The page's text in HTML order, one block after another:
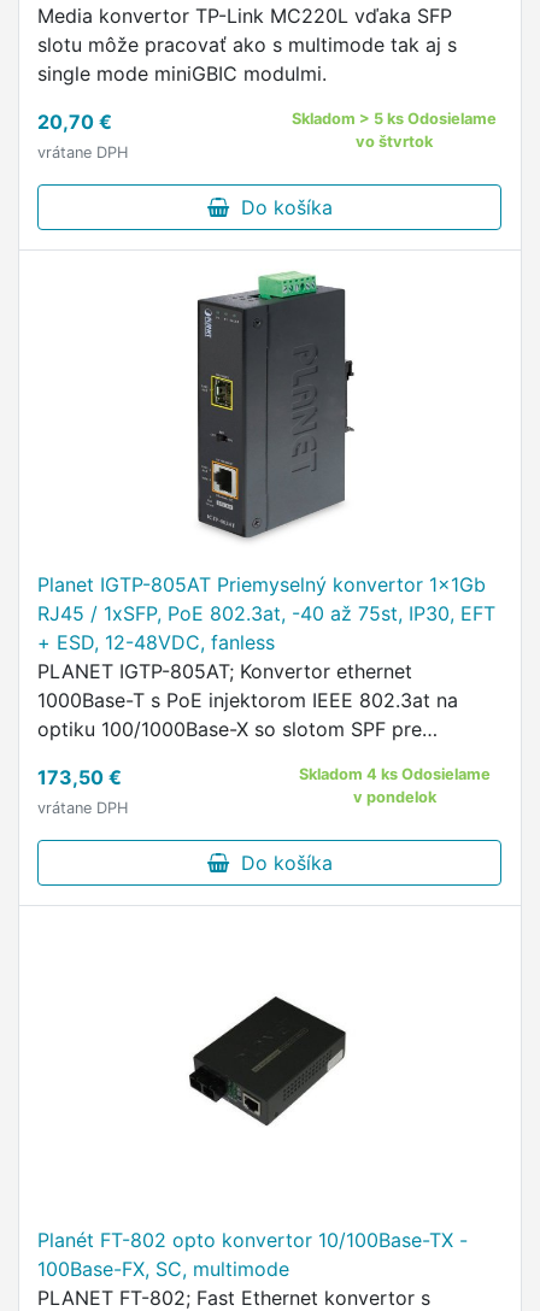
Media konvertor TP-Link MC220L vďaka SFP
slotu môže pracovať ako s multimode tak aj s
single mode miniGBIC modulmi.
20,70 €
vrátane DPH
Skladom > 5 ks Odosielame
vo štvrtok
Do košíka
Planet IGTP-805AT Priemyselný konvertor 1x1Gb
RJ45 / 1xSFP, PoE 802.3at, -40 až 75st, IP30, EFT
+ ESD, 12-48VDC, fanless
PLANET IGTP-805AT; Konvertor ethernet
1000Base-T s PoE injektorom IEEE 802.3at na
optiku 100/1000Base-X so slotom SPF pre
priemyselné a FTTH aplikácie.
173,50 €
vrátane DPH
Skladom 4 ks Odosielame
v pondelok
Do košíka
Planét FT-802 opto konvertor 10/100Base-TX -
100Base-FX, SC, multimode
PLANET FT-802; Fast Ethernet konvertor s